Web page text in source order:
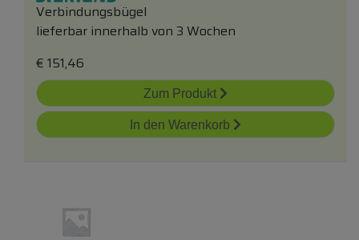
Verbindungsbügel
lieferbar innerhalb von 3 Wochen
€ 151,46
Zum Produkt
In den Warenkorb